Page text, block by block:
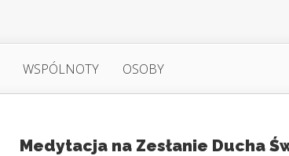
WSPÓLNOTY OSOBY
Medytacja na Zesłanie Ducha